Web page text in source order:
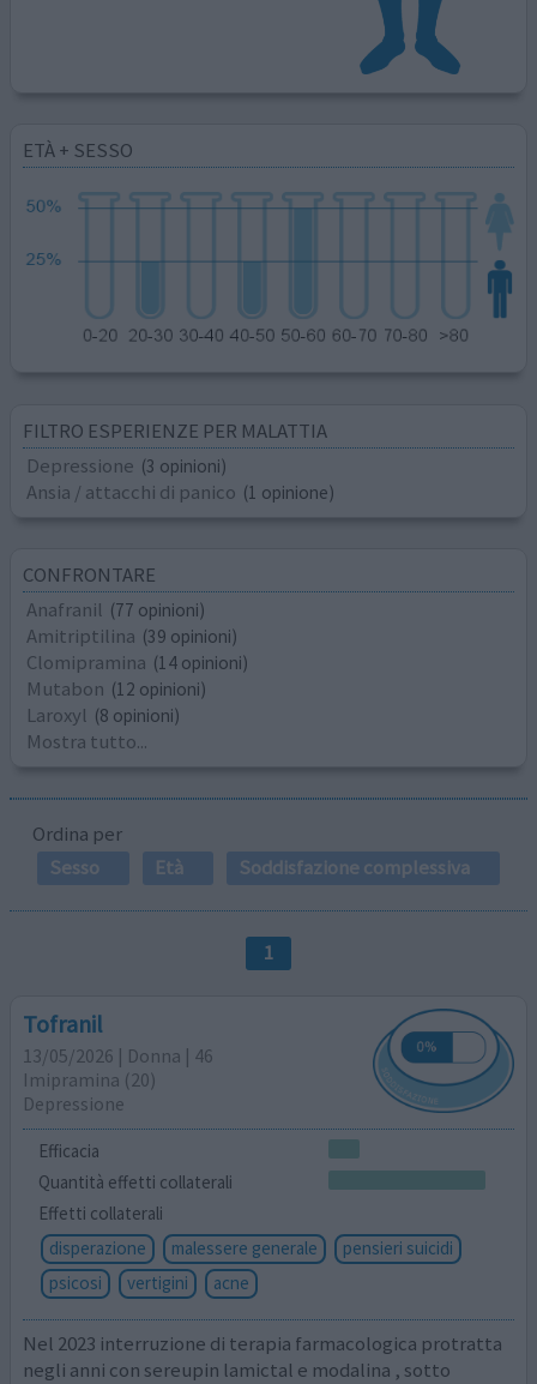
ETÀ + SESSO
FILTRO ESPERIENZE PER MALATTIA
Depressione (3 opinioni)
Ansia / attacchi di panico (1 opinione)
CONFRONTARE
Anafranil (77 opinioni)
Amitriptilina (39 opinioni)
Clomipramina (14 opinioni)
Mutabon (12 opinioni)
Laroxyl (8 opinioni)
Mostra tutto...
Ordina per
Sesso
Età Soddisfazione complessiva
1
Tofranil
13/05/2026 | Donna | 46
Imipramina (20)
Depressione
Efficacia
Quantità effetti collaterali
Effetti collaterali
disperazione
malessere generale
pensieri suicidi
psicosi
vertigini acne
Nel 2023 interruzione di terapia farmacologica protratta
negli anni con sereupin lamictal e modalina , sotto